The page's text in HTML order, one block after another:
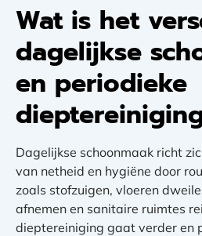
Wat is het
dagelijkse
en periodieke
Dagelijkse schoonmaak richt
van netheid en hygiëne door
zoals stofzuigen, vloeren
afnemen en sanitaire ruimtes
dieptereiniging gaat verder en